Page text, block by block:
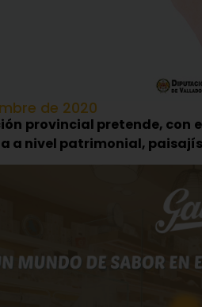
de 2020
provincial pretende, con
a nivel patrimonial,